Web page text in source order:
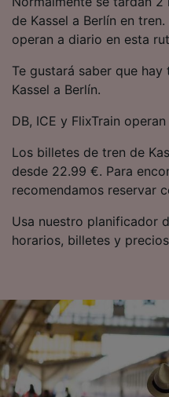
de Kassel a Berlín en
operan a diario en esta
Te gustará saber que
Kassel a Berlín.
DB, ICE y FlixTrain
Los billetes de tren de
desde 22.99 €. Para
recomendamos reservar
Usa nuestro planificador
horarios, billetes y
precisa. Analizar
características del
identificación.
contenido
publicidad y